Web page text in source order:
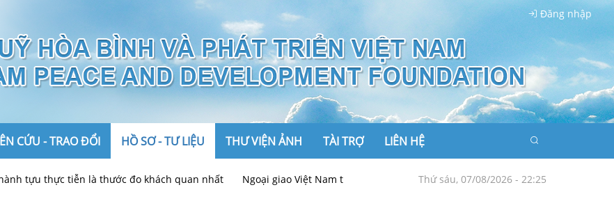
Đăng nhập
CỨU - TRAO ĐỔI HỒ SƠ - TƯ LIỆU THƯ VIỆN ẢNH TÀI TRỢ LIÊN HỆ
tiễn là thước đo khách quan nhất Ngoại giao Việt Nam tiên phong kiến tạo hòa bình, lan tỏa sức mạnh mềm
Thứ sáu, 07/08/2026 - 22:25